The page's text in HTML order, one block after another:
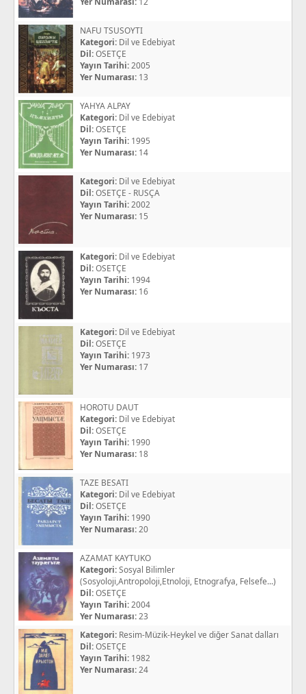
NAFU TSUSOYTI
Kategori: Dil ve Edebiyat
Dil:OSETÇE
Yayın Tarihi:2005
Yer Numarası: 13
YAHYA ALPAY
Kategori: Dil ve Edebiyat
Dil:OSETÇE
Yayın Tarihi: 1995
Yer Numarası: 14
Kategori: Dil ve Edebiyat
Dil:OSETÇE - RUSÇA
Yayın Tarihi:2002
Yer Numarası: 15
Kategori: Dil ve Edebiyat
Dil:OSETÇE
Yayın Tarihi: 1994
Yer Numarası: 16
Kategori: Dil ve Edebiyat
Dil:OSETÇE
Yayın Tarihi: 1973
Yer Numarası: 17
HOROTU DAUT
Kategori: Dil ve Edebiyat
Dil:OSETÇE
Yayın Tarihi: 1990
Yer Numarası: 18
TAZE BESATI
Kategori: Dil ve Edebiyat
Dil:OSETÇE
Yayın Tarihi: 1990
Yer Numarası:20
AZAMAT KAYTUKO
Kategori:Sosyal Bilimler
(Sosyoloji,Antropoloji,Etnoloji, Etnografya, Felsefe...)
Dil:OSETÇE
Yayın Tarihi:2004
Yer Numarası:23
Kategori: Resim-Müzik-Heykel ve diğer Sanat dalları
Dil:OSETÇE
Yayın Tarihi: 1982
Yer Numarası:24